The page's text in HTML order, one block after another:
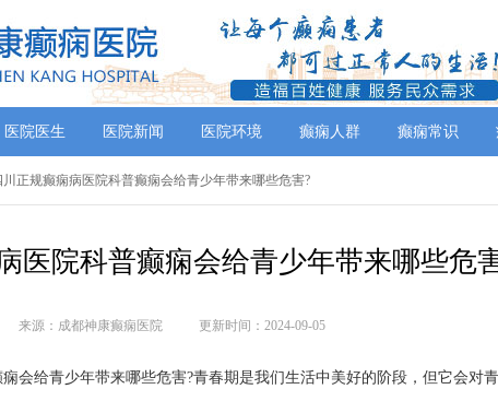
医院医生 医院新闻 医院环境 癫痫人群 癫痫常识
正规癫痫病医院科普癫痫会给青少年带来哪些危害?
医院科普癫痫会给青少年带来哪些危
来源：成都神康癫痫医院 更新时间：2024-09-05
会给青少年带来哪些危害?青春期是我们生活中美好的阶段，但它会对